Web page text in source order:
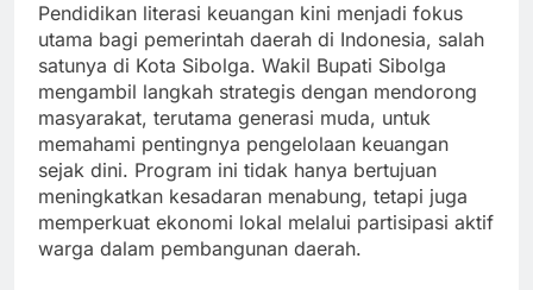
Pendidikan literasi keuangan kini menjadi fokus
utama bagi pemerintah daerah di Indonesia, salah
satunya di Kota Sibolga. Wakil Bupati Sibolga
mengambil langkah strategis dengan mendorong
masyarakat, terutama generasi muda, untuk
memahami pentingnya pengelolaan keuangan
sejak dini. Program ini tidak hanya bertujuan
meningkatkan kesadaran menabung, tetapi juga
memperkuat ekonomi lokal melalui partisipasi aktif
warga dalam pembangunan daerah.